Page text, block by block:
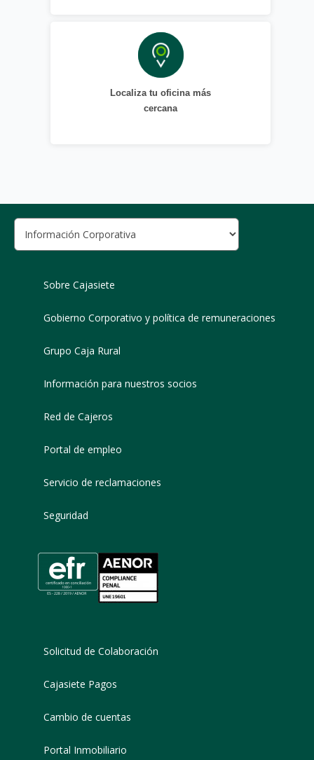
Localiza tu oficina más
cercana
Sobre Cajasiete
Gobierno Corporativo y política de remuneraciones
Grupo Caja Rural
Información para nuestros socios
Red de Cajeros
Portal de empleo
Servicio de reclamaciones
Seguridad
Solicitud de Colaboración
Cajasiete Pagos
Cambio de cuentas
Portal Inmobiliario